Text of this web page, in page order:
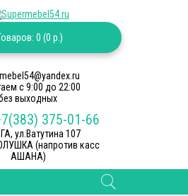
0 (0 р.)
c 9:00 до 22:00
выходных
375-01-66
ул.Ватутина 107
(напротив касс
АШАНА)